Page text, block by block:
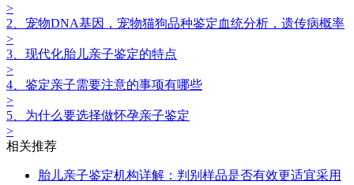
>
2、宠物DNA基因，宠物猫狗品种鉴定血统分析，遗传病概率
>
3、现代化胎儿亲子鉴定的特点
>
4、鉴定亲子需要注意的事项有哪些
>
5、为什么要选择做怀孕亲子鉴定
>
相关推荐
胎儿亲子鉴定机构详解：判别样品是否有效更适宜采用